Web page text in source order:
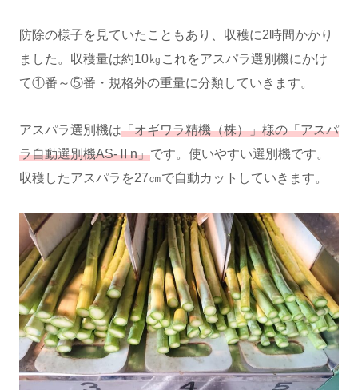
防除の様子を見ていたこともあり、収穫に2時間かかり
ました。収穫量は約10㎏これをアスパラ選別機にかけ
て①番～⑤番・規格外の重量に分類していきます。
アスパラ選別機は「オギワラ精機（株）」様の「アスパ
ラ自動選別機AS-Ⅱn」です。使いやすい選別機です。
収穫したアスパラを27㎝で自動カットしていきます。